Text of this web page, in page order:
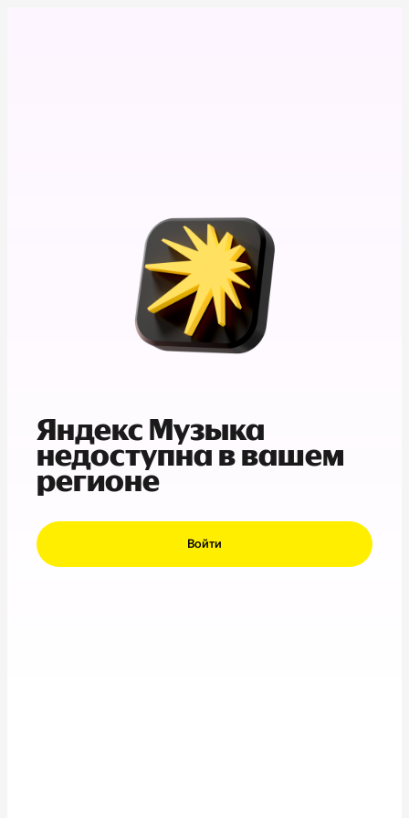
Яндекс Музыка
недоступна в вашем
регионе
Войти